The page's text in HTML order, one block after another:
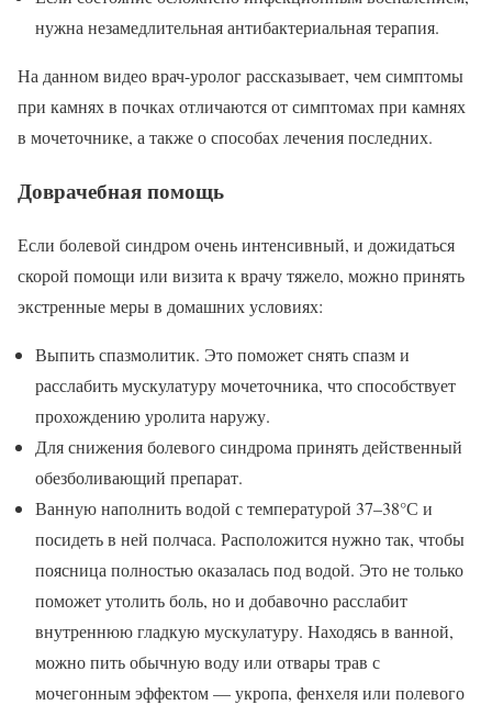
нужна незамедлительная антибактериальная терапия.
На данном видео врач-уролог рассказывает, чем симптомы
при камнях в почках отличаются от симптомах при камнях
в мочеточнике, а также о способах лечения последних.
Доврачебная помощь
Если болевой синдром очень интенсивный, и дожидаться
скорой помощи или визита к врачу тяжело, можно принять
экстренные меры в домашних условиях:
Выпить спазмолитик. Это поможет снять спазм и
расслабить мускулатуру мочеточника, что способствует
прохождению уролита наружу.
Для снижения болевого синдрома принять действенный
обезболивающий препарат.
Ванную наполнить водой с температурой 37–38°С и
посидеть в ней полчаса. Расположится нужно так, чтобы
поясница полностью оказалась под водой. Это не только
поможет утолить боль, но и добавочно расслабит
внутреннюю гладкую мускулатуру. Находясь в ванной,
можно пить обычную воду или отвары трав с
мочегонным эффектом — укропа, фенхеля или полевого